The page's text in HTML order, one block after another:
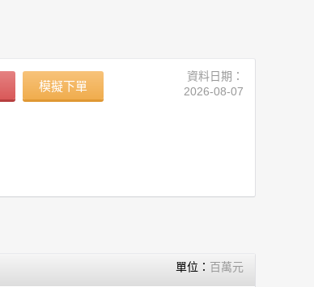
模擬下單
資料日期：
2026-08-07
單位： 百萬元